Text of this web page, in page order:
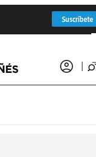
Suscríbete